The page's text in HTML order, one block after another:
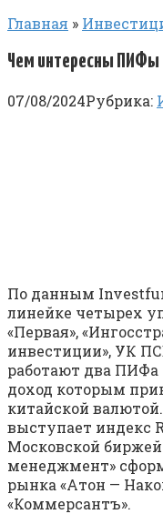
Главная »
Чем интересны
07/08/2024Рубрика:
По данным
линейке четырех
«Первая»,
инвестиции», УК
работают два ПИФа
доход которым
китайской
выступает индекс
Московской
менеджмент»
рынка «Атон —
«Коммерсантъ».